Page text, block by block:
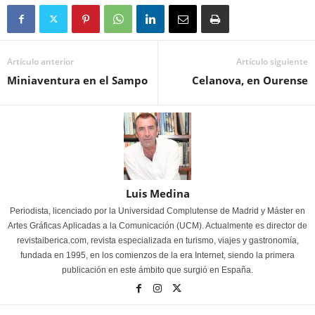
Artículo anterior
Miniaventura en el Sampo
Artículo siguiente
Celanova, en Ourense
Luis Medina
Periodista, licenciado por la Universidad Complutense de Madrid y Máster en
Artes Gráficas Aplicadas a la Comunicación (UCM). Actualmente es director de
revistaiberica.com, revista especializada en turismo, viajes y gastronomía,
fundada en 1995, en los comienzos de la era Internet, siendo la primera
publicación en este ámbito que surgió en España.